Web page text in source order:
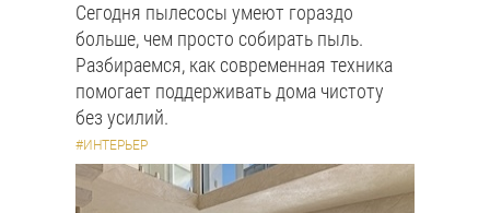
Сегодня пылесосы умеют гораздо
больше, чем просто собирать пыль.
Разбираемся, как современная техника
помогает поддерживать дома чистоту
без усилий.
#ИНТЕРЬЕР